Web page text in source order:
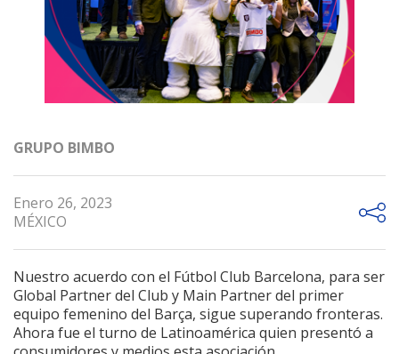
GRUPO BIMBO
Enero 26, 2023
MÉXICO
Nuestro acuerdo con el Fútbol Club Barcelona, para ser
Global Partner del Club y Main Partner del primer
equipo femenino del Barça, sigue superando fronteras.
Ahora fue el turno de Latinoamérica quien presentó a